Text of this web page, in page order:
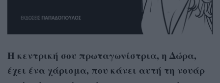
Η κεντρική σου πρωταγωνίστρια, η Δώρα,
έχει ένα χάρισμα, που κάνει αυτή τη νουάρ